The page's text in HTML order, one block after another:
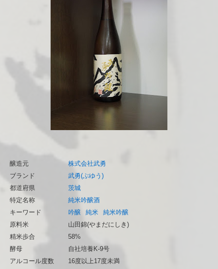
醸造元
株式会社武勇
ブランド
武勇(ぶゆう)
都道府県
茨城
特定名称
純米吟醸酒
キーワード
吟醸 純米
純米吟醸
原料米
山田錦(やまだにしき)
精米歩合
58%
酵母
自社培養K-9号
アルコール度数
16度以上17度未満